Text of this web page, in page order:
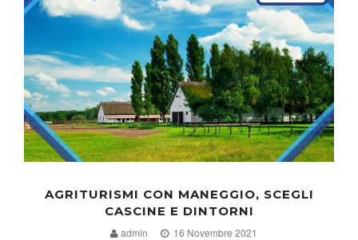
AGRITURISMI CON MANEGGIO, SCEGLI
CASCINE E DINTORNI
admin 16 Novembre 2021